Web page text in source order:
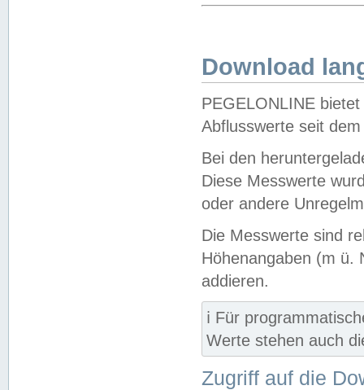
Download
PEGELONLINE
Abflusswerte seit
Bei den
Diese Messwerte
oder andere
Die Messwerte sind
Höhenangaben (m ü.
addieren.
ℹ️ Für
Werte stehen auch
Zugriff auf die